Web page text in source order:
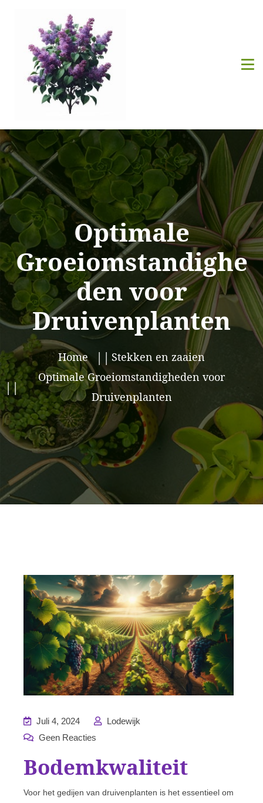
Optimale
Groeiomstandighe
den voor
Druivenplanten
Home
Stekken en zaaien
Optimale Groeiomstandigheden voor
Druivenplanten
Juli 4, 2024
Lodewijk
Geen Reacties
Bodemkwaliteit
Voor het gedijen van druivenplanten is het essentieel om